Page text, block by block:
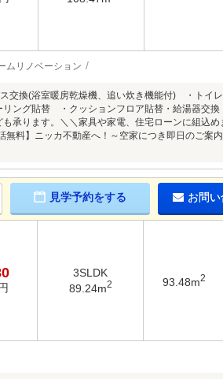
ムリノベーション
交換(浴室暖房乾燥機、追い炊き機能付) ・トイ
ング貼替 ・クッションフロア貼替・給湯器交
承ります。＼＼家具や家電、住宅ローンに組込
料】ニッカ不動産へ！～空家につき即日のご案
見学予約をする お問
3SLDK
89.24m2 93.48m2